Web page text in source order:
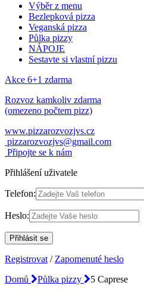
Výběr z menu
Bezlepková pizza
Veganská pizza
Půlka pizzy
NÁPOJE
Sestavte si vlastní pizzu
Akce 6+1 zdarma
Rozvoz kamkoliv zdarma
(omezeno počtem pizz)
www.pizzarozvozjvs.cz
pizzarozvozjvs@gmail.com
Připojte se k nám
Přihlášení uživatele
Telefon:
Heslo:
Registrovat / Zapomenuté heslo
Domů
Půlka pizzy 5 Caprese